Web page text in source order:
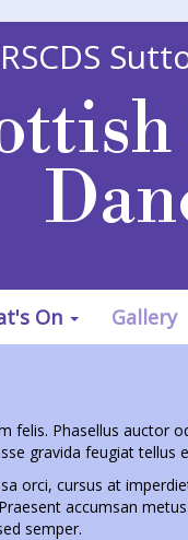
RSCDS
On Gallery
felis. Phasellus auctor
gravida feugiat tellus
orci, cursus at
accumsan
semper.